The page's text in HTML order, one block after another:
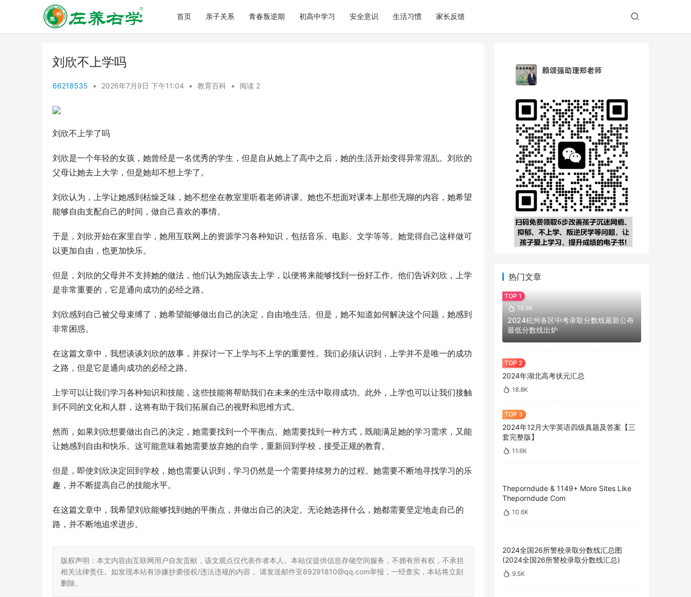
首页 亲子关系 青春叛逆期 初高中学习 安全意识 生活习惯 家长反馈
刘欣不上学吗
66218535 • 2026年7月9日 下午11:04 • 教育百科 • 阅读 2
刘欣不上学了吗
刘欣是一个年轻的女孩，她曾经是一名优秀的学生，但是自从她上了高中之后，她的生活开始变得异常混乱。刘欣的
父母让她去上大学，但是她却不想上学了。
刘欣认为，上学让她感到枯燥乏味，她不想坐在教室里听着老师讲课。她也不想面对课本上那些无聊的内容，她希望
能够自由支配自己的时间，做自己喜欢的事情。
于是，刘欣开始在家里自学，她用互联网上的资源学习各种知识，包括音乐、电影、文学等等。她觉得自己这样做可
以更加自由，也更加快乐。
但是，刘欣的父母并不支持她的做法，他们认为她应该去上学，以便将来能够找到一份好工作。他们告诉刘欣，上学
是非常重要的，它是通向成功的必经之路。
刘欣感到自己被父母束缚了，她希望能够做出自己的决定，自由地生活。但是，她不知道如何解决这个问题，她感到
非常困惑。
在这篇文章中，我想谈谈刘欣的故事，并探讨一下上学与不上学的重要性。我们必须认识到，上学并不是唯一的成功
之路，但是它是通向成功的必经之路。
上学可以让我们学习各种知识和技能，这些技能将帮助我们在未来的生活中取得成功。此外，上学也可以让我们接触
到不同的文化和人群，这将有助于我们拓展自己的视野和思维方式。
然而，如果刘欣想要做出自己的决定，她需要找到一个平衡点。她需要找到一种方式，既能满足她的学习需求，又能
让她感到自由和快乐。这可能意味着她需要放弃她的自学，重新回到学校，接受正规的教育。
但是，即使刘欣决定回到学校，她也需要认识到，学习仍然是一个需要持续努力的过程。她需要不断地寻找学习的乐
趣，并不断提高自己的技能水平。
在这篇文章中，我希望刘欣能够找到她的平衡点，并做出自己的决定。无论她选择什么，她都需要坚定地走自己的
路，并不断地追求进步。
版权声明：本文内容由互联网用户自发贡献，该文观点仅代表作者本人。本站仅提供信息存储空间服务，不拥有所有权，不承担
相关法律责任。如发现本站有涉嫌抄袭侵权/违法违规的内容， 请发送邮件至89291810@qq.com举报，一经查实，本站将立刻
删除。
热门文章
18.8K
2024杭州各区中考录取分数线最新公布
最低分数线出炉
2024年湖北高考状元汇总
18.8K
2024年12月大学英语四级真题及答案【三
套完整版】
11.6K
Theporndude & 1149+ More Sites Like
Theporndude Com
10.6K
2024全国26所警校录取分数线汇总图
(2024全国26所警校录取分数线汇总)
9.5K